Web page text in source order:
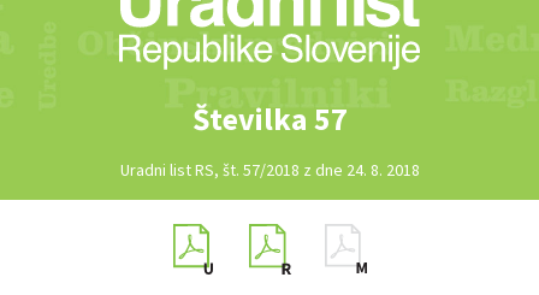
Številka 57
Uradni list RS, št. 57/2018 z dne 24. 8. 2018